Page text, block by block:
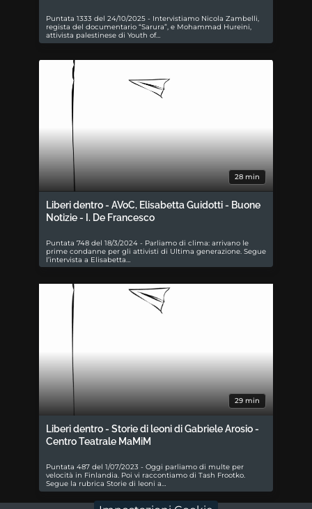
Puntata 1333 del 24/10/2025 - Intervistiamo Nicola Zambelli,
regista del documentario “Sarura”, e Mohammad Hureini,
attivista palestinese di Youth of…
28 min
Liberi dentro - AVoC, Elisabetta Guidotti - Buone
Notizie - I. De Francesco
Puntata 748 del 18/3/2024 - Parliamo di clima: arrivano le
prime condanne per gli attivisti di Ultima generazione. Segue
l’intervista a Elisabetta…
29 min
Liberi dentro - Storie di leoni di Gabriele Arosio -
Centro Teatrale MaMiM
Puntata 487 del 1/07/2023 - Oggi parliamo di multe per
velocità in Finlandia. Poi vi raccontiamo di Tash Frootko.
Segue la rubrica Storie di leoni a…